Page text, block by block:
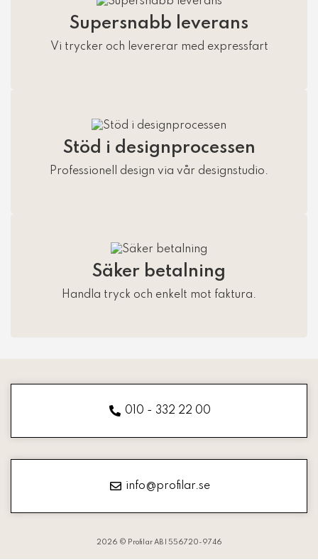
Supersnabb leverans
Vi trycker och levererar med expressfart
Stöd i designprocessen
Professionell design via vår designstudio.
Säker betalning
Handla tryck och enkelt mot faktura.
010 - 332 22 00
info@profilar.se
2026 © Profilar AB | 556720-9746